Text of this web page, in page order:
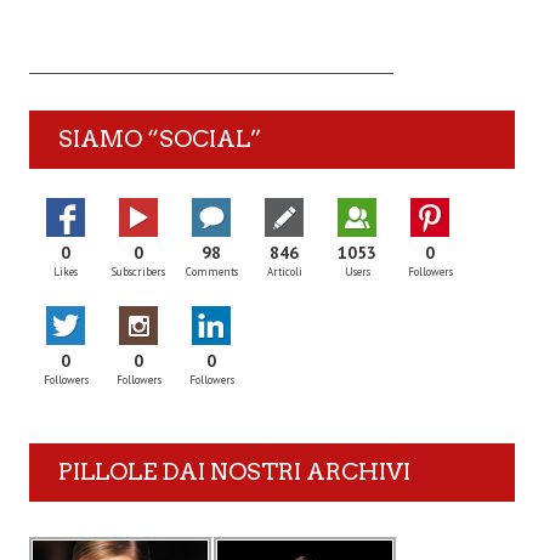
SIAMO “SOCIAL”
0
Likes
0
Subscribers
98
Comments
846
Articoli
1053
Users
0
Followers
0
Followers
0
Followers
0
Followers
PILLOLE DAI NOSTRI ARCHIVI